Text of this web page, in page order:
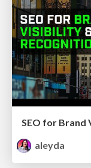
SEO for Brand
aleyda